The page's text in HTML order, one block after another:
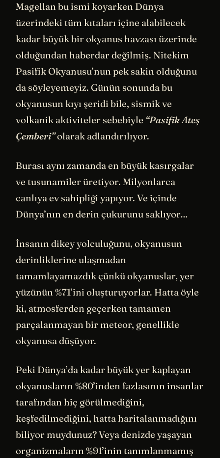
Magellan bu ismi koyarken Dünya
üzerindeki tüm kıtaları içine alabilecek
kadar büyük bir okyanus havzası üzerinde
olduğundan haberdar değilmiş. Nitekim
Pasifik Okyanusu’nun pek sakin olduğunu
da söyleyemeyiz. Günün sonunda bu
okyanusun kıyı şeridi bile, sismik ve
volkanik aktiviteler sebebiyle “Pasifik Ateş
Çemberi”olarak adlandırılıyor.
Burası aynı zamanda en büyük kasırgalar
ve tusunamiler üretiyor. Milyonlarca
canlıya ev sahipliği yapıyor. Ve içinde
Dünya’nın en derin çukurunu saklıyor…
İnsanın dikey yolculuğunu, okyanusun
derinliklerine ulaşmadan
tamamlayamazdık çünkü okyanuslar, yer
yüzünün %71’ini oluşturuyorlar. Hatta öyle
ki, atmosferden geçerken tamamen
parçalanmayan bir meteor, genellikle
okyanusa düşüyor.
Peki Dünya’da kadar büyük yer kaplayan
okyanusların %80’inden fazlasının insanlar
tarafından hiç görülmediğini,
keşfedilmediğini, hatta haritalanmadığını
biliyor muydunuz? Veya denizde yaşayan
organizmaların %91’inin tanımlanmamış